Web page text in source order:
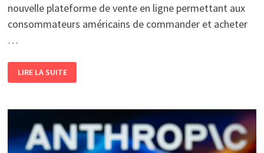
nouvelle plateforme de vente en ligne permettant aux
consommateurs américains de commander et acheter
…
AMAZON
LANCE
AMAZON
PLATEFORME
VENTE
DE
VÉHICULES
EN
LIRE LA SUITE